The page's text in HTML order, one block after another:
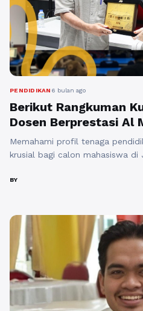
PENDIDIKAN 6 bulan ago
Berikut Rangkuman
Dosen Berprestasi Al
Menjadi Inspirasi
Memahami profil tenaga
krusial bagi calon mahasiswa
menjamin kompetensi lulusan
disiplin, serta relevansi
mampu mengintegrasikan
Selengkapnya
BY